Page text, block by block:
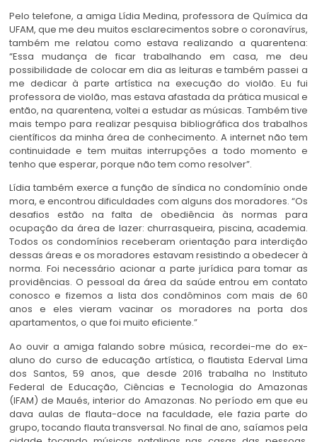
Pelo telefone, a amiga Lídia Medina, professora de Química da
UFAM, que me deu muitos esclarecimentos sobre o coronavírus,
também me relatou como estava realizando a quarentena:
“Essa mudança de ficar trabalhando em casa, me deu
possibilidade de colocar em dia as leituras e também passei a
me dedicar à parte artística na execução do violão. Eu fui
professora de violão, mas estava afastada da prática musical e
então, na quarentena, voltei a estudar as músicas. Também tive
mais tempo para realizar pesquisa bibliográfica dos trabalhos
científicos da minha área de conhecimento. A internet não tem
continuidade e tem muitas interrupções a todo momento e
tenho que esperar, porque não tem como resolver”.
Lídia também exerce a função de síndica no condomínio onde
mora, e encontrou dificuldades com alguns dos moradores. “Os
desafios estão na falta de obediência às normas para
ocupação da área de lazer: churrasqueira, piscina, academia.
Todos os condomínios receberam orientação para interdição
dessas áreas e os moradores estavam resistindo a obedecer à
norma. Foi necessário acionar a parte jurídica para tomar as
providências. O pessoal da área da saúde entrou em contato
conosco e fizemos a lista dos condôminos com mais de 60
anos e eles vieram vacinar os moradores na porta dos
apartamentos, o que foi muito eficiente.”
Ao ouvir a amiga falando sobre música, recordei-me do ex-
aluno do curso de educação artística, o flautista Ederval Lima
dos Santos, 59 anos, que desde 2016 trabalha no Instituto
Federal de Educação, Ciências e Tecnologia do Amazonas
(IFAM) de Maués, interior do Amazonas. No período em que eu
dava aulas de flauta-doce na faculdade, ele fazia parte do
grupo, tocando flauta transversal. No final de ano, saíamos pela